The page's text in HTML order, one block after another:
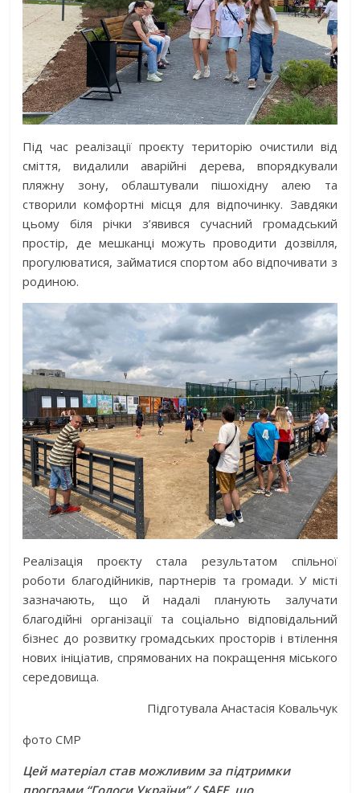
Під час реалізації проєкту територію очистили від
сміття, видалили аварійні дерева, впорядкували
пляжну зону, облаштували пішохідну алею та
створили комфортні місця для відпочинку. Завдяки
цьому біля річки з’явився сучасний громадський
простір, де мешканці можуть проводити дозвілля,
прогулюватися, займатися спортом або відпочивати з
родиною.
Реалізація проєкту стала результатом спільної
роботи благодійників, партнерів та громади. У місті
зазначають, що й надалі планують залучати
благодійні організації та соціально відповідальний
бізнес до розвитку громадських просторів і втілення
нових ініціатив, спрямованих на покращення міського
середовища.
Підготувала Анастасія Ковальчук
фото СМР
Цей матеріал став можливим за підтримки
програми “Голоси України” / SAFE, що